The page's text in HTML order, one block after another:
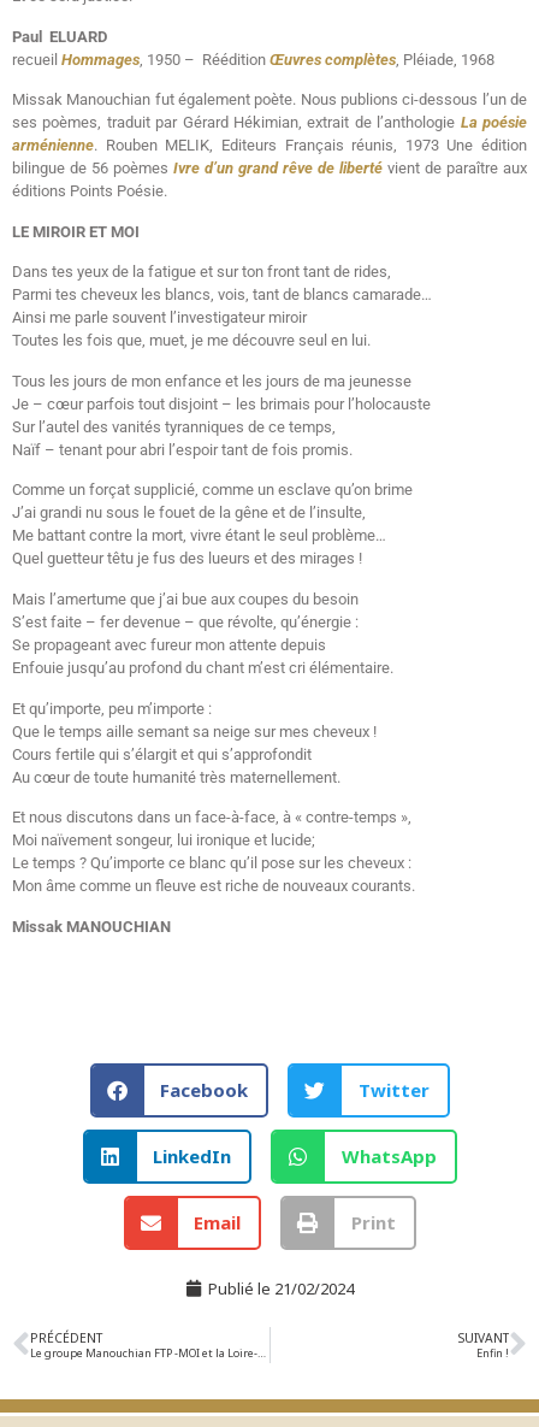
Paul ELUARD
recueil Hommages , 1950 – Réédition Œuvres complètes , Pléiade, 1968
Missak Manouchian fut également poète. Nous publions ci-dessous l’un de
ses poèmes, traduit par Gérard Hékimian, extrait de l’anthologie La poésie
arménienne. Rouben MELIK, Editeurs Français réunis, 1973 Une édition
bilingue de 56 poèmes Ivre d’un grand rêve de liberté vient de paraître aux
éditions Points Poésie.
LE MIROIR ET MOI
Dans tes yeux de la fatigue et sur ton front tant de rides,
Parmi tes cheveux les blancs, vois, tant de blancs camarade…
Ainsi me parle souvent l’investigateur miroir
Toutes les fois que, muet, je me découvre seul en lui.
Tous les jours de mon enfance et les jours de ma jeunesse
Je – cœur parfois tout disjoint – les brimais pour l’holocauste
Sur l’autel des vanités tyranniques de ce temps,
Naïf – tenant pour abri l’espoir tant de fois promis.
Comme un forçat supplicié, comme un esclave qu’on brime
J’ai grandi nu sous le fouet de la gêne et de l’insulte,
Me battant contre la mort, vivre étant le seul problème…
Quel guetteur têtu je fus des lueurs et des mirages !
Mais l’amertume que j’ai bue aux coupes du besoin
S’est faite – fer devenue – que révolte, qu’énergie :
Se propageant avec fureur mon attente depuis
Enfouie jusqu’au profond du chant m’est cri élémentaire.
Et qu’importe, peu m’importe :
Que le temps aille semant sa neige sur mes cheveux !
Cours fertile qui s’élargit et qui s’approfondit
Au cœur de toute humanité très maternellement.
Et nous discutons dans un face-à-face, à « contre-temps »,
Moi naïvement songeur, lui ironique et lucide;
Le temps ? Qu’importe ce blanc qu’il pose sur les cheveux :
Mon âme comme un fleuve est riche de nouveaux courants.
Missak MANOUCHIAN
Facebook Twitter
LinkedIn WhatsApp
Email Print
Publié le 21/02/2024
PRÉCÉDENT
Le groupe Manouchian FTP -MOI et la Loire-Inférieure
SUIVANT
Enfin !